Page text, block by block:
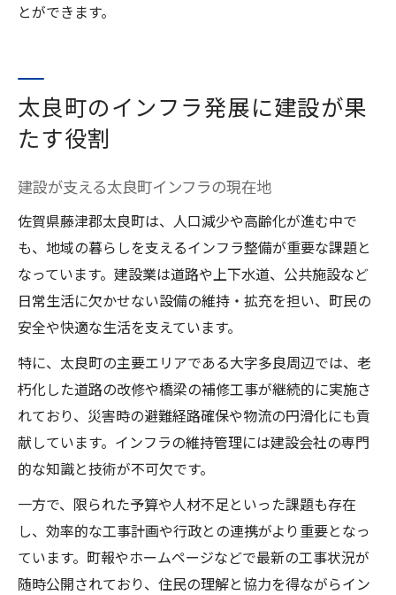
とができます。
太良町のインフラ発展に建設が果
たす役割
建設が支える太良町インフラの現在地
佐賀県藤津郡太良町は、人口減少や高齢化が進む中で
も、地域の暮らしを支えるインフラ整備が重要な課題と
なっています。建設業は道路や上下水道、公共施設など
日常生活に欠かせない設備の維持・拡充を担い、町民の
安全や快適な生活を支えています。
特に、太良町の主要エリアである大字多良周辺では、老
朽化した道路の改修や橋梁の補修工事が継続的に実施さ
れており、災害時の避難経路確保や物流の円滑化にも貢
献しています。インフラの維持管理には建設会社の専門
的な知識と技術が不可欠です。
一方で、限られた予算や人材不足といった課題も存在
し、効率的な工事計画や行政との連携がより重要となっ
ています。町報やホームページなどで最新の工事状況が
随時公開されており、住民の理解と協力を得ながらイン